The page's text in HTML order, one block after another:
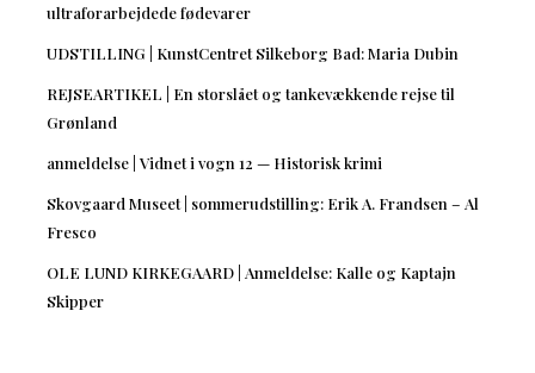
ultraforarbejdede fødevarer
UDSTILLING | KunstCentret Silkeborg Bad: Maria Dubin
REJSEARTIKEL | En storslået og tankevækkende rejse til
Grønland
anmeldelse | Vidnet i vogn 12 — Historisk krimi
Skovgaard Museet | sommerudstilling: Erik A. Frandsen – Al
Fresco
OLE LUND KIRKEGAARD | Anmeldelse: Kalle og Kaptajn
Skipper